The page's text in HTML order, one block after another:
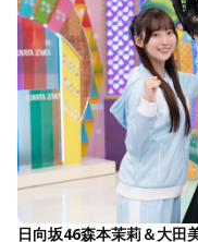
日向坂46森本茉莉＆大田